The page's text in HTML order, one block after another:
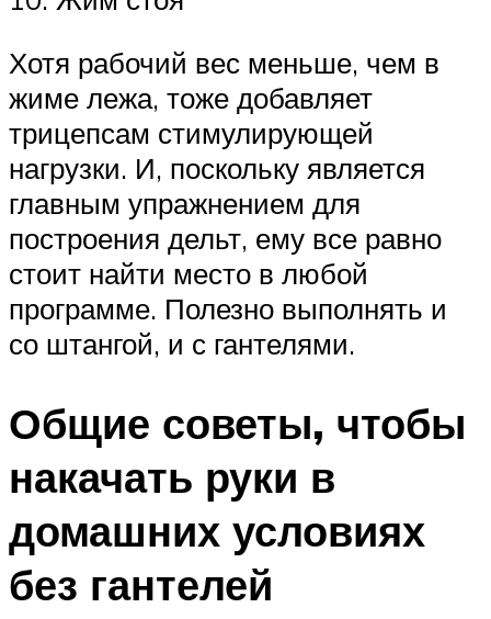
Хотя рабочий вес меньше, чем в
жиме лежа, тоже добавляет
трицепсам стимулирующей
нагрузки. И, поскольку является
главным упражнением для
построения дельт, ему все равно
стоит найти место в любой
программе. Полезно выполнять и
со штангой, и с гантелями.
Общие советы, чтобы
накачать руки в
домашних условиях
без гантелей